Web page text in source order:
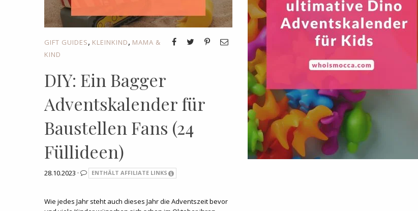
GIFT GUIDES, KLEINKIND, MAMA &
KIND
DIY: Ein Bagger
Adventskalender für
Baustellen Fans (24
Füllideen)
28.10.2023 · ENTHÄLT AFFILIATE LINKS
Wie jedes Jahr steht auch dieses Jahr die Adventszeit bevor